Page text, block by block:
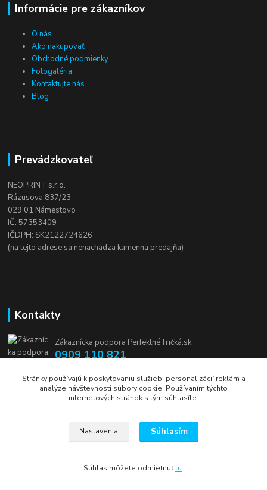
Informácie pre zákazníkov
O nás
Ako nakupovať
Obchodné podmienky
Fotogaléria
Kontaktujte nás
Blog
Prevádzkovateľ
NEOPRINT s.r.o.
Rázusova 837/23
029 01 Námestovo
IČ: 57353409
IČDPH: SK2122724626
(na tejto adrese sa nenachádza kamenná predajňa)
Kontakty
Zákaznícka podpora PerfektnéTričká.sk
0909 110 821
info@perfektnetricka.sk
Stránky používajú k poskytovaniu služieb, personalizácií reklám a
analýze návštevnosti súbory cookie. Používaním týchto
internetových stránok s tým súhlasíte.
Nastavenia Súhlasím
Súhlas môžete odmietnuťtu.